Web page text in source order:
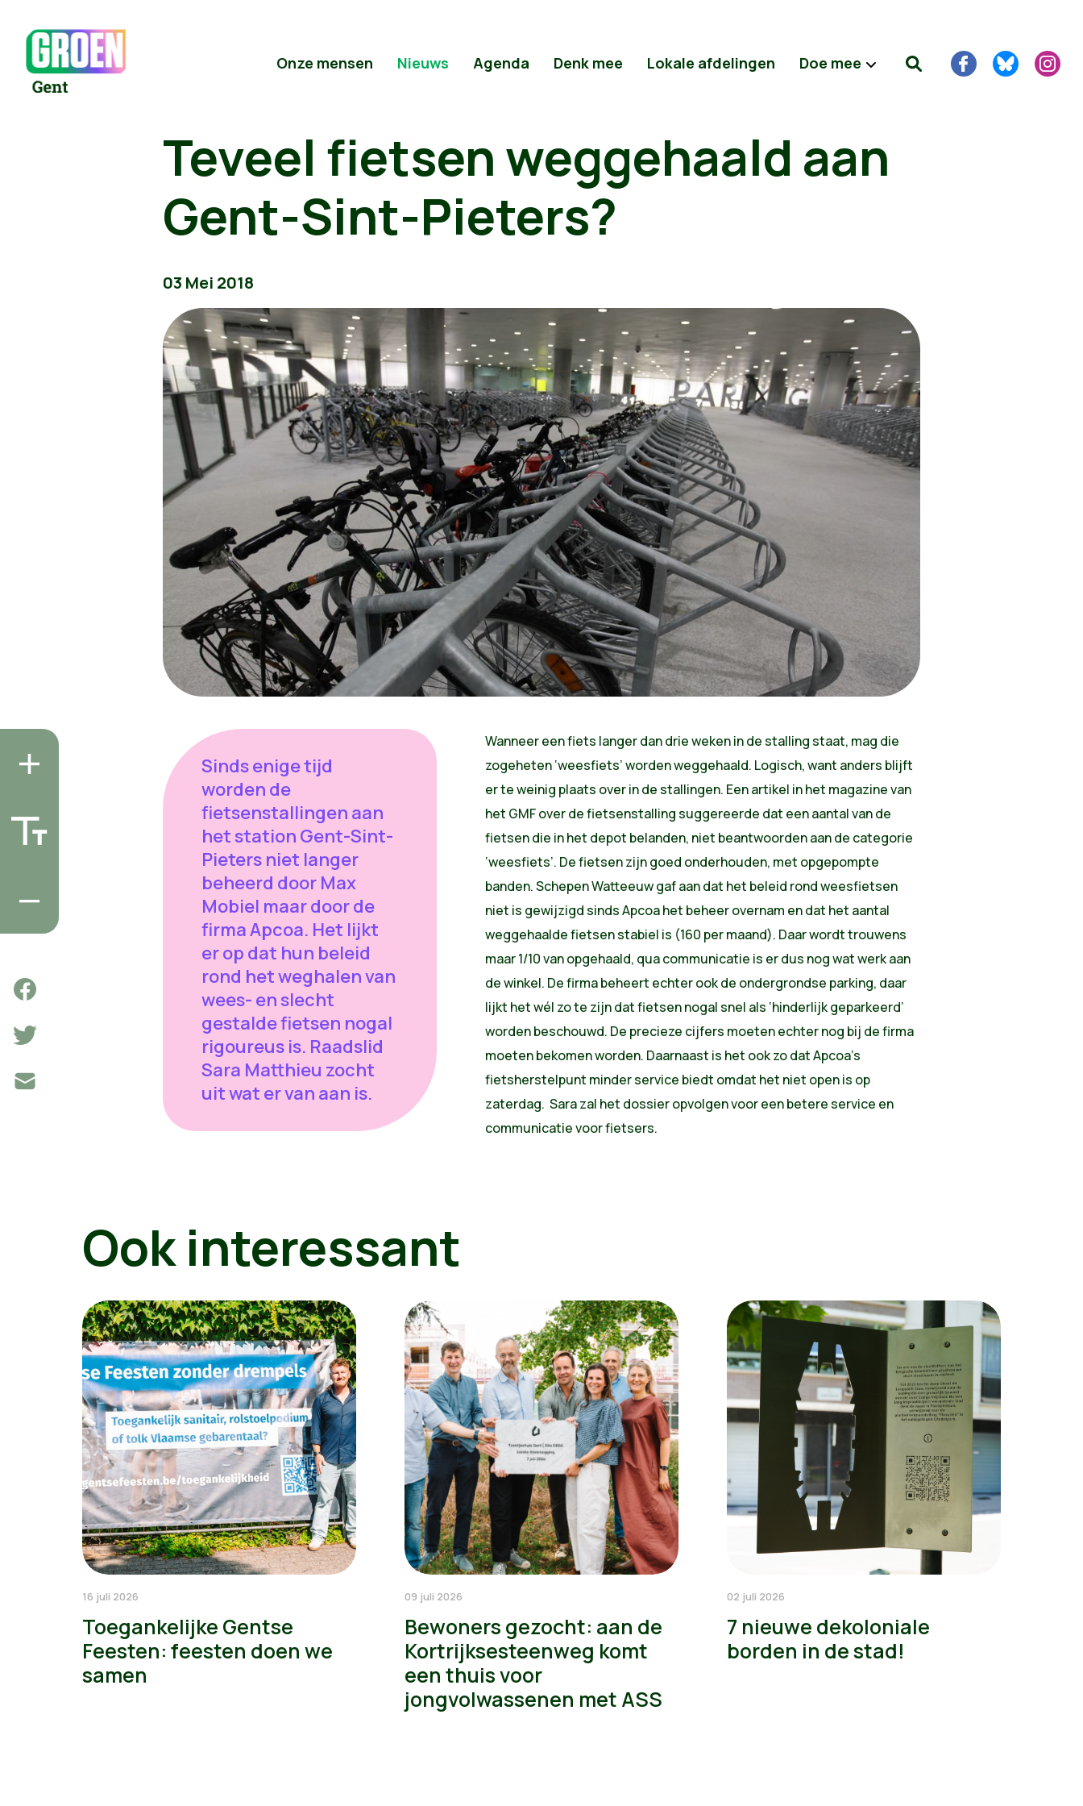
Onze mensen Nieuws Agenda Denk mee Lokale afdelingen Doe mee
Teveel fietsen weggehaald aan
Gent-Sint-Pieters?
03 Mei 2018
Sinds enige tijd
worden de
fietsenstallingen aan
het station Gent-Sint-
Pieters niet langer
beheerd door Max
Mobiel maar door de
firma Apcoa. Het lijkt
er op dat hun beleid
rond het weghalen van
wees- en slecht
gestalde fietsen nogal
rigoureus is. Raadslid
Sara Matthieu zocht
uit wat er van aan is.
Wanneer een fiets langer dan drie weken in de stalling staat, mag die
zogeheten ‘weesfiets’ worden weggehaald. Logisch, want anders blijft
er te weinig plaats over in de stallingen. Een artikel in het magazine van
het GMF over de fietsenstalling suggereerde dat een aantal van de
fietsen die in het depot belanden, niet beantwoorden aan de categorie
‘weesfiets’. De fietsen zijn goed onderhouden, met opgepompte
banden. Schepen Watteeuw gaf aan dat het beleid rond weesfietsen
niet is gewijzigd sinds Apcoa het beheer overnam en dat het aantal
weggehaalde fietsen stabiel is (160 per maand). Daar wordt trouwens
maar 1/10 van opgehaald, qua communicatie is er dus nog wat werk aan
de winkel. De firma beheert echter ook de ondergrondse parking, daar
lijkt het wél zo te zijn dat fietsen nogal snel als ‘hinderlijk geparkeerd’
worden beschouwd. De precieze cijfers moeten echter nog bij de firma
moeten bekomen worden. Daarnaast is het ook zo dat Apcoa’s
fietsherstelpunt minder service biedt omdat het niet open is op
zaterdag. Sara zal het dossier opvolgen voor een betere service en
communicatie voor fietsers.
Ook interessant
16 juli 2026
Toegankelijke Gentse
Feesten: feesten doen we
samen
09 juli 2026
Bewoners gezocht: aan de
Kortrijksesteenweg komt
een thuis voor
jongvolwassenen met ASS
02 juli 2026
7 nieuwe dekoloniale
borden in de stad!